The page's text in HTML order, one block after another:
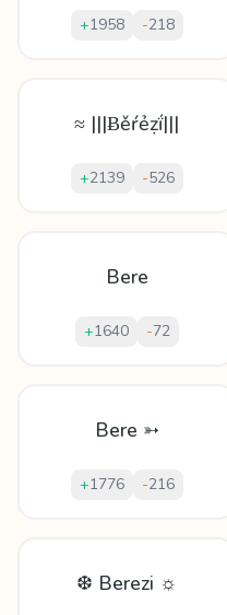
+1958 -218
≈ |||Ƀěŕẻẓḯ|||
+2139 -526
Bere
+1640 -72
Bere ➳
+1776 -216
❆ Berezi ☼